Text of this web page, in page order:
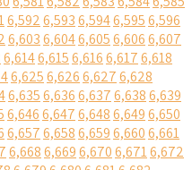
6,5926,5936,5946,5956,596
6,6036,6046,6056,6066,607
6,6146,6156,6166,6176,618
6,6256,6266,6276,628
6,6356,6366,6376,6386,639
6,6466,6476,6486,6496,650
6,6576,6586,6596,6606,661
6,6686,6696,6706,6716,672